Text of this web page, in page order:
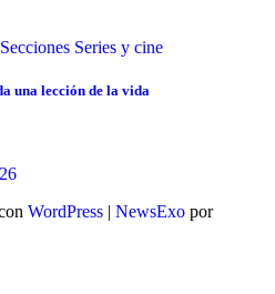
Secciones Series y cine
una lección de la vida
WordPress | NewsExo por